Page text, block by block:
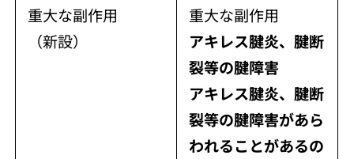
重大な副作用
（新設）
重大な副作用
アキレス腱炎、腱断
裂等の腱障害
アキレス腱炎、腱断
裂等の腱障害があら
われることがあるの